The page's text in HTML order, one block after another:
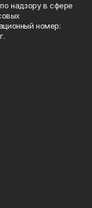
надзору в сфере
номер: